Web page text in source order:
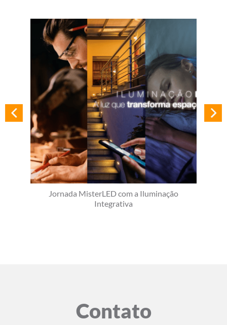
Jornada MisterLED com a Iluminação
Integrativa
Contato